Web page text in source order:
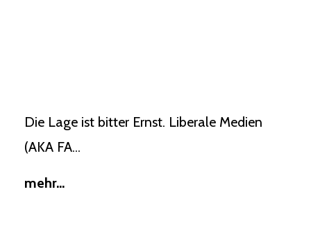
Die Lage ist bitter Ernst. Liberale Medien
(AKA FA...
mehr...